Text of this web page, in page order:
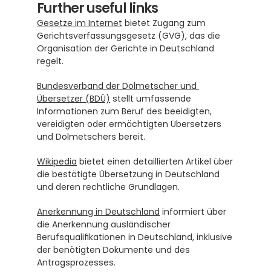
Further useful links
Gesetze im Internet bietet Zugang zum
Gerichtsverfassungsgesetz (GVG), das die
Organisation der Gerichte in Deutschland
regelt.
Bundesverband der Dolmetscher und
Übersetzer (BDÜ) stellt umfassende
Informationen zum Beruf des beeidigten,
vereidigten oder ermächtigten Übersetzers
und Dolmetschers bereit.
Wikipedia bietet einen detaillierten Artikel über
die bestätigte Übersetzung in Deutschland
und deren rechtliche Grundlagen.
Anerkennung in Deutschland informiert über
die Anerkennung ausländischer
Berufsqualifikationen in Deutschland, inklusive
der benötigten Dokumente und des
Antragsprozesses.